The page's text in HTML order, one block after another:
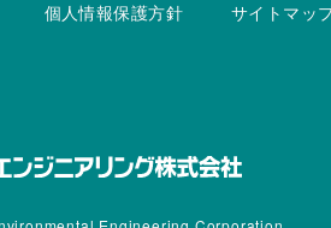
個人情報保護方針 サイトマッ